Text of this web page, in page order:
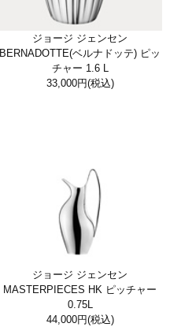
ジョージ ジェンセン
BERNADOTTE(ベルナドッテ) ピッ
チャー 1.6 L
33,000円(税込)
ジョージ ジェンセン
MASTERPIECES HK ピッチャー
0.75L
44,000円(税込)